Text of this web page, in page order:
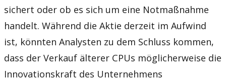
sichert oder ob es sich um eine Notmaßnahme
handelt. Während die Aktie derzeit im Aufwind
ist, könnten Analysten zu dem Schluss kommen,
dass der Verkauf älterer CPUs möglicherweise die
Innovationskraft des Unternehmens